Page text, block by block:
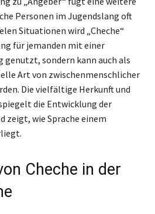
Personen im Jugendslang oft
Situationen wird „Cheche“
für jemanden mit einer
sondern kann auch als
Art von zwischenmenschlicher
Die vielfältige Herkunft und
die Entwicklung der
zeigt, wie Sprache einem
Cheche in der